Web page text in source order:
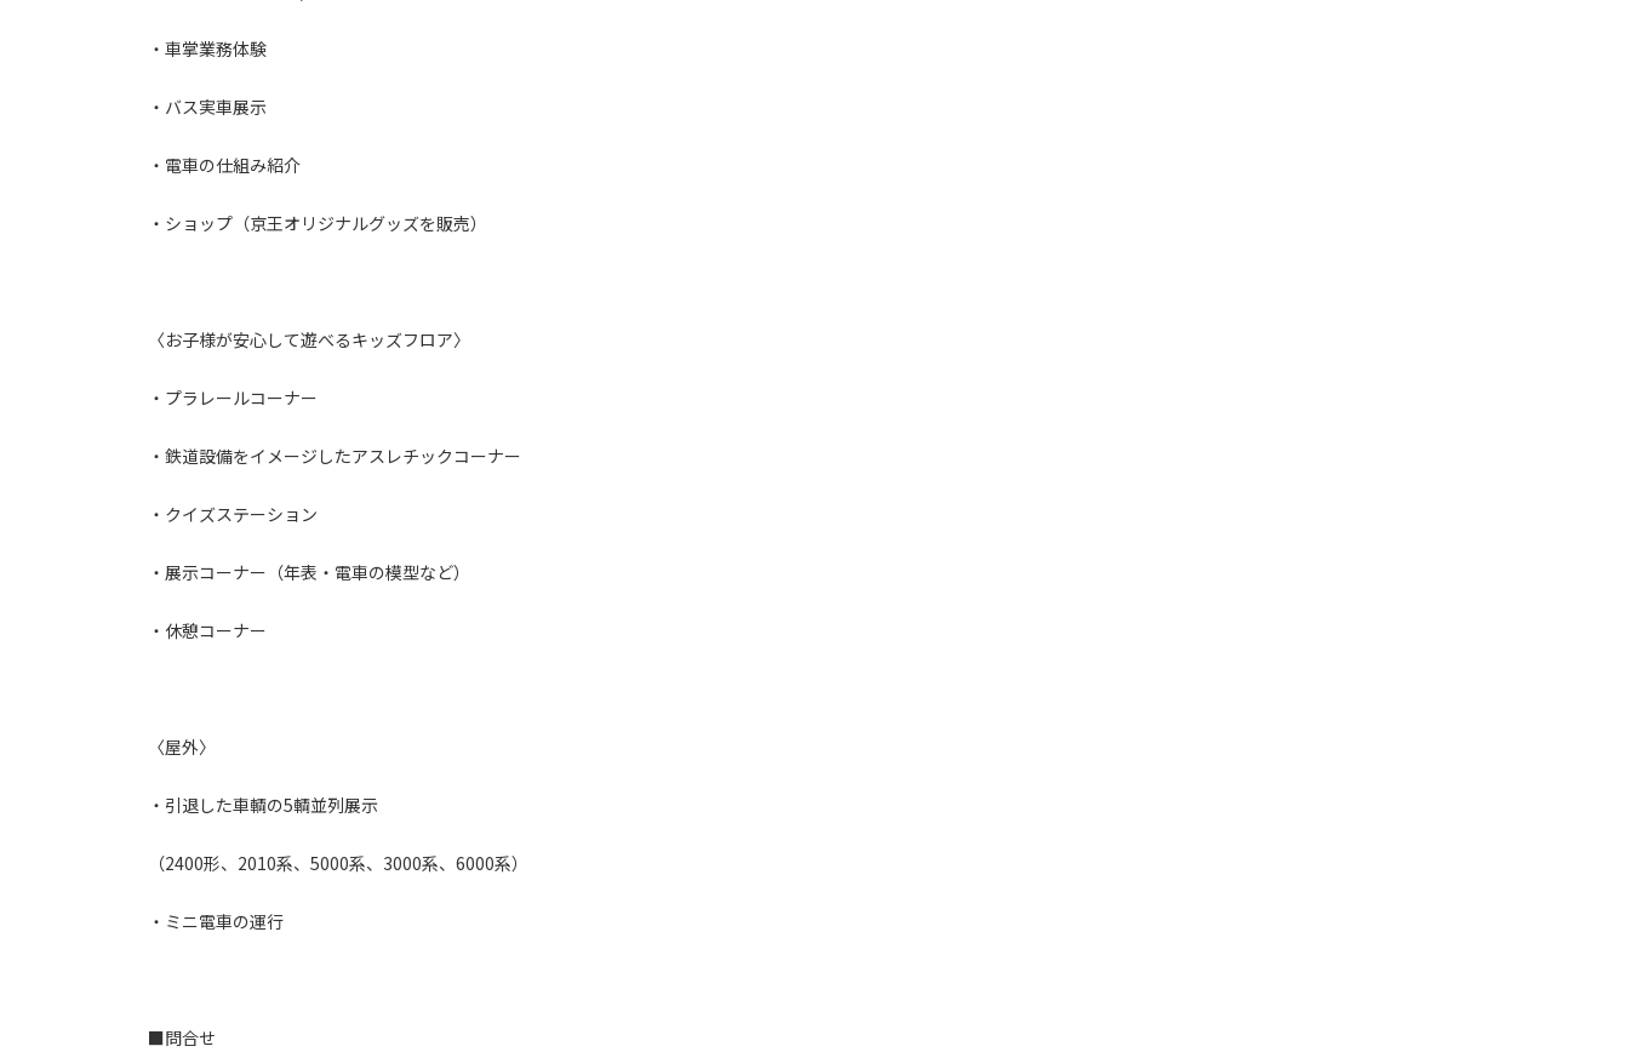
・車掌業務体験
・バス実車展示
・電車の仕組み紹介
・ショップ（京王オリジナルグッズを販売）
〈お子様が安心して遊べるキッズフロア〉
・プラレールコーナー
・鉄道設備をイメージしたアスレチックコーナー
・クイズステーション
・展示コーナー（年表・電車の模型など）
・休憩コーナー
〈屋外〉
・引退した車輌の5輌並列展示
（2400形、2010系、5000系、3000系、6000系）
・ミニ電車の運行
■問合せ